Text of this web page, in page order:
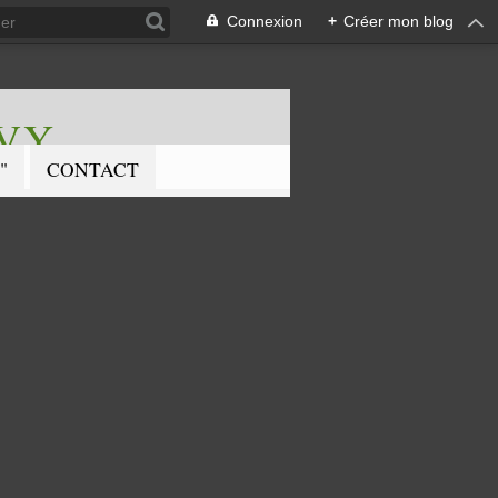
Connexion + Créer mon blog
CONTACT